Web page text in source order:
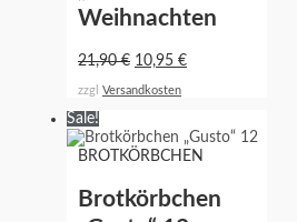
Weihnachten
21,90€ 10,95 €
zzgl Versandkosten
Sale!
BROTKÖRBCHEN
Brotkörbchen